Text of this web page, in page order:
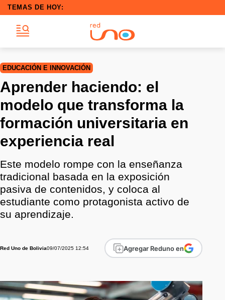
TEMAS DE HOY:
EDUCACIÓN E INNOVACIÓN
Aprender haciendo: el
modelo que transforma la
formación universitaria en
experiencia real
Este modelo rompe con la enseñanza
tradicional basada en la exposición
pasiva de contenidos, y coloca al
estudiante como protagonista activo de
su aprendizaje.
Red Uno de Bolivia09/07/2025 12:54 Agregar Reduno en